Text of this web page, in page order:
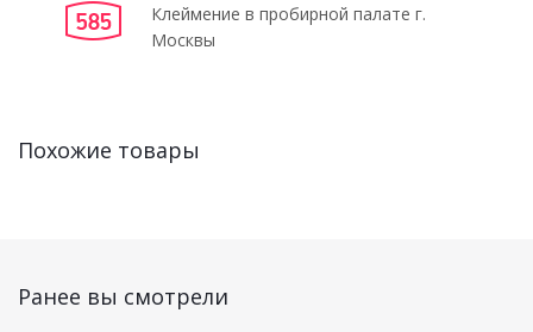
Клеймение в пробирной палате г.
Москвы
Похожие товары
Ранее вы смотрели